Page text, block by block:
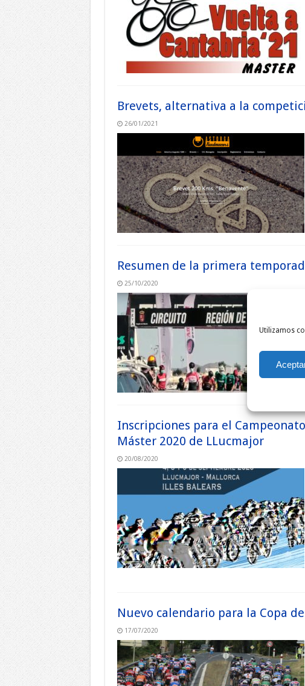
Utilizamos
Brevets, alternativa a la
26/01/2021
Resumen de la primera
25/10/2020
Inscripciones para el
Máster 2020 de LLucmajor
20/08/2020
Nuevo calendario para la Copa
17/07/2020